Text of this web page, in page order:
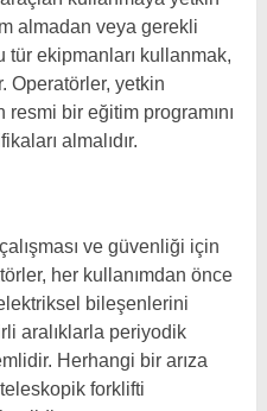
almadan veya gerekli
ekipmanları kullanmak,
Operatörler, yetkin
bir eğitim programını
almalıdır.
ve güvenliği için
her kullanımdan önce
bileşenlerini
aralıklarla periyodik
Herhangi bir arıza
forklifti